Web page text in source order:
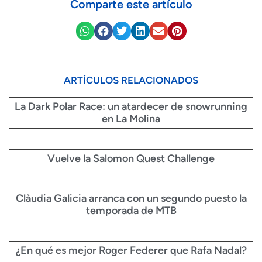
Comparte este artículo
ARTÍCULOS RELACIONADOS
La Dark Polar Race: un atardecer de snowrunning
en La Molina
Vuelve la Salomon Quest Challenge
Clàudia Galicia arranca con un segundo puesto la
temporada de MTB
¿En qué es mejor Roger Federer que Rafa Nadal?